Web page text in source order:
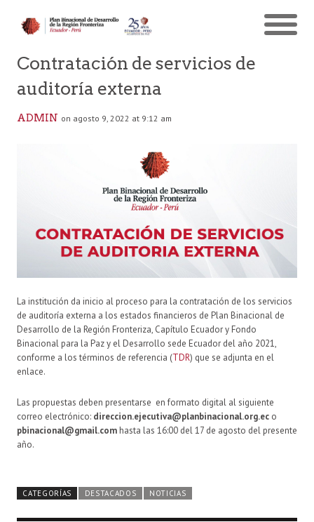
Contratación de servicios de
auditoría externa
ADMIN on agosto 9, 2022 at 9:12 am
La institución da inicio al proceso para la contratación de los servicios
de auditoría externa a los estados financieros de Plan Binacional de
Desarrollo de la Región Fronteriza, Capítulo Ecuador y Fondo
Binacional para la Paz y el Desarrollo sede Ecuador del año 2021,
conforme a los términos de referencia (TDR) que se adjunta en el
enlace.
Las propuestas deben presentarse en formato digital al siguiente
correo electrónico: direccion.ejecutiva@planbinacional.org.ec o
pbinacional@gmail.com hasta las 16:00 del 17 de agosto del presente
año.
CATEGORÍAS DESTACADOS NOTICIAS